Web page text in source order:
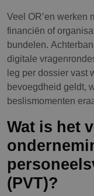
Veel OR’en werken
financiën of
bundelen.
digitale
leg per dossier vast
bevoegdheid geldt,
beslismomenten
Wat is het
(PVT)?